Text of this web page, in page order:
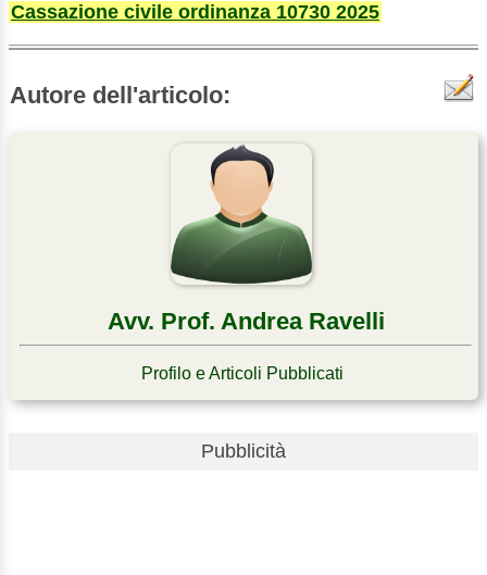
Cassazione civile ordinanza 10730 2025
Autore dell'articolo:
Avv. Prof. Andrea Ravelli
Profilo e Articoli Pubblicati
Pubblicità